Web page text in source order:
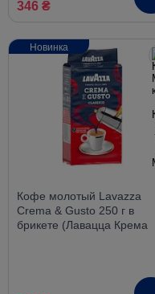
346 ₴
Кофе молотый Lavazza
Crema & Gusto 250 г в
брикете (Лавацца Крема
Новинка